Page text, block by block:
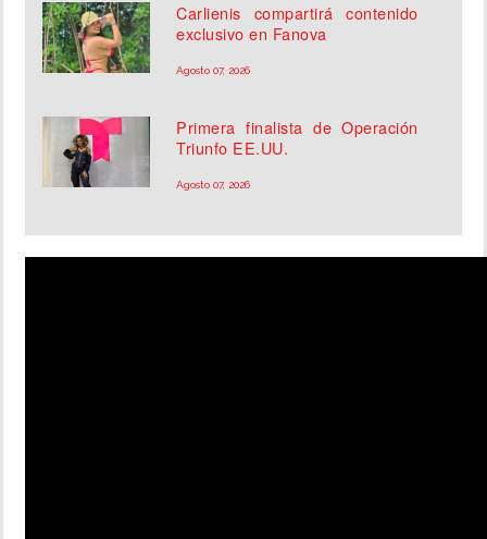
Carlienis compartirá contenido
exclusivo en Fanova
Agosto 07, 2026
Primera finalista de Operación
Triunfo EE.UU.
Agosto 07, 2026